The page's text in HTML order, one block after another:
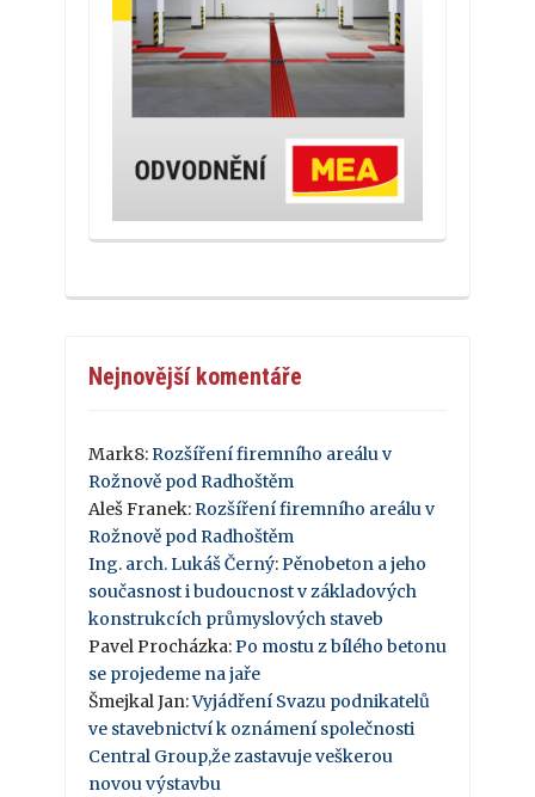
Nejnovější komentáře
Mark8: Rozšíření firemního areálu v
Rožnově pod Radhoštěm
Aleš Franek: Rozšíření firemního areálu v
Rožnově pod Radhoštěm
Ing. arch. Lukáš Černý: Pěnobeton a jeho
současnost i budoucnost v základových
konstrukcích průmyslových staveb
Pavel Procházka: Po mostu z bílého betonu
se projedeme na jaře
Šmejkal Jan:Vyjádření Svazu podnikatelů
ve stavebnictví k oznámení společnosti
Central Group,že zastavuje veškerou
novou výstavbu